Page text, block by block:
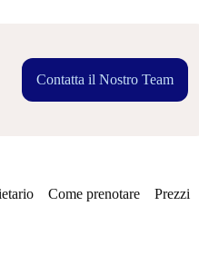
Contatta il Nostro Team
Come prenotare Prezzi